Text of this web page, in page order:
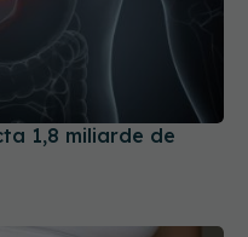
1,8 miliarde de